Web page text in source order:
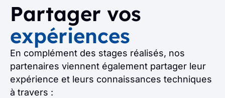
Partager vos
expériences
En complément des stages réalisés, nos
partenaires viennent également partager leur
expérience et leurs connaissances techniques
à travers :